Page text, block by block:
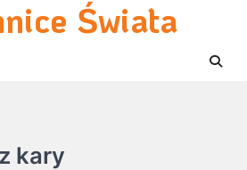
Świata
kary